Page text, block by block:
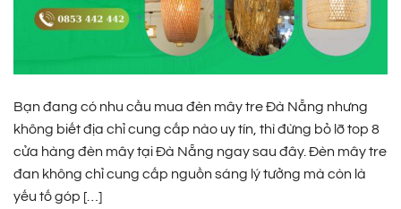
Bạn đang có nhu cầu mua đèn mây tre Đà Nẵng nhưng
không biết địa chỉ cung cấp nào uy tín, thì đừng bỏ lỡ top 8
cửa hàng đèn mây tại Đà Nẵng ngay sau đây. Đèn mây tre
đan không chỉ cung cấp nguồn sáng lý tưởng mà còn là
yếu tố góp […]